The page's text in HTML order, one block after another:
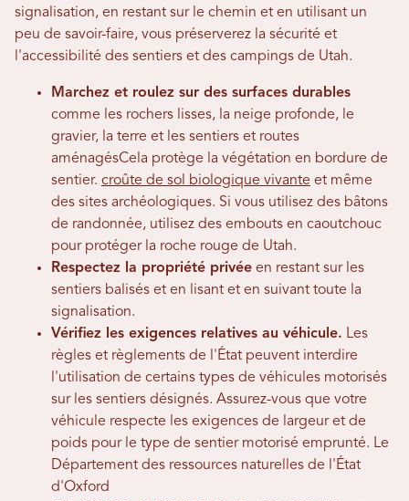
signalisation, en restant sur le chemin et en utilisant un
peu de savoir-faire, vous préserverez la sécurité et
l'accessibilité des sentiers et des campings de Utah.
Marchez et roulez sur des surfaces durables
comme les rochers lisses, la neige profonde, le
gravier, la terre et les sentiers et routes
aménagésCela protège la végétation en bordure de
sentier. croûte de sol biologique vivante et même
des sites archéologiques. Si vous utilisez des bâtons
de randonnée, utilisez des embouts en caoutchouc
pour protéger la roche rouge de Utah.
Respectez la propriété privée en restant sur les
sentiers balisés et en lisant et en suivant toute la
signalisation.
Vérifiez les exigences relatives au véhicule. Les
règles et règlements de l'État peuvent interdire
l'utilisation de certains types de véhicules motorisés
sur les sentiers désignés. Assurez-vous que votre
véhicule respecte les exigences de largeur et de
poids pour le type de sentier motorisé emprunté. Le
Département des ressources naturelles de l'État
d'Oxford